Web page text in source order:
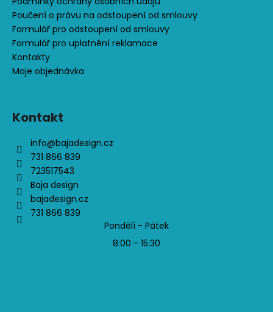
Poučení o právu na odstoupení od smlouvy
Formulář pro odstoupení od smlouvy
Formulář pro uplatnění reklamace
Kontakty
Moje objednávka
Kontakt
info@bajadesign.cz
731 866 839
723517543
Baja design
bajadesign.cz
731 866 839
Pondělí - Pátek
8:00 - 15:30